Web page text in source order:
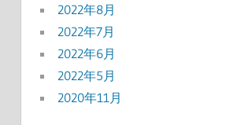
2022年8月
2022年7月
2022年6月
2022年5月
2020年11月